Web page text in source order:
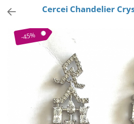
Coliere
Brose
Tiare
Bijuterii Femei
Bijuterii Copii
Bijuterii Mirese
Selectii
Cercei Chandelier
-45%